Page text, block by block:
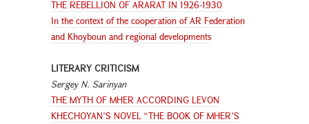
THE REBELLION OF ARARAT IN 1926-1930
In the context of the cooperation of AR Federation
and Khoyboun and regional developments
LITERARY CRITICISM
Sergey N. Sarinyan
THE MYTH OF MHER ACCORDING LEVON
KHECHOYAN’S NOVEL “THE BOOK OF MHER’S